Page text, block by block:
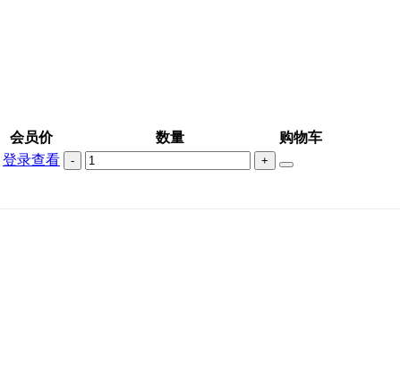
会员价 数量
购物车
登录查看 - +